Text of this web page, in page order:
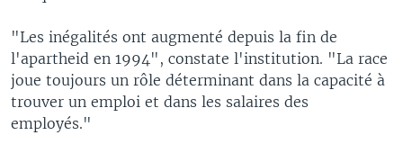
"Les inégalités ont augmenté depuis la fin de
l'apartheid en 1994", constate l'institution. "La race
joue toujours un rôle déterminant dans la capacité à
trouver un emploi et dans les salaires des
employés."